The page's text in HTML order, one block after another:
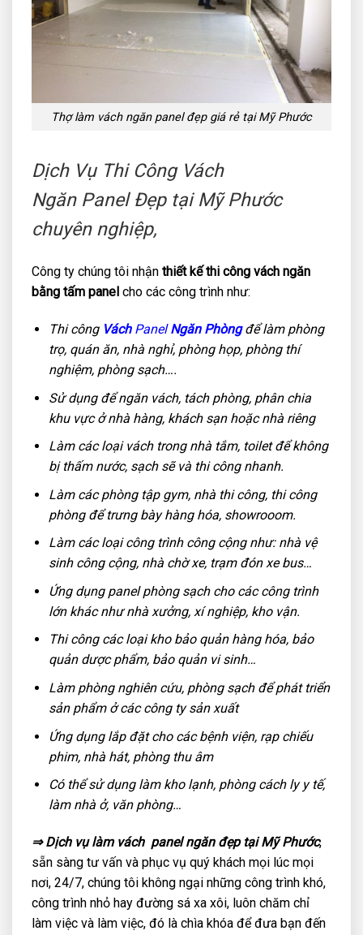
Thợ làm vách ngăn panel đẹp giá rẻ tại Mỹ Phước
Dịch Vụ Thi Công Vách
Ngăn Panel Đẹp tại Mỹ Phước
chuyên nghiệp,
Công ty chúng tôi nhận thiết kế thi công vách ngăn
bằng tấm panel cho các công trình như:
Thi công Vách PanelNgăn Phòngđể làm phòng
trọ, quán ăn, nhà nghỉ, phòng họp, phòng thí
nghiệm, phòng sạch….
Sử dụng để ngăn vách, tách phòng, phân chia
khu vực ở nhà hàng, khách sạn hoặc nhà riêng
Làm các loại vách trong nhà tắm, toilet để không
bị thấm nước, sạch sẽ và thi công nhanh.
Làm các phòng tập gym, nhà thi công, thi công
phòng để trưng bày hàng hóa, showrooom.
Làm các loại công trình công cộng như: nhà vệ
sinh công cộng, nhà chờ xe, trạm đón xe bus…
Ứng dụng panel phòng sạch cho các công trình
lớn khác như nhà xưởng, xí nghiệp, kho vận.
Thi công các loại kho bảo quản hàng hóa, bảo
quản dược phẩm, bảo quản vi sinh…
Làm phòng nghiên cứu, phòng sạch để phát triển
sản phẩm ở các công ty sản xuất
Ứng dụng lắp đặt cho các bệnh viện, rạp chiếu
phim, nhà hát, phòng thu âm
Có thể sử dụng làm kho lạnh, phòng cách ly y tế,
làm nhà ở, văn phòng…
⇒ Dịch vụ làm vách panelngăn đẹp tại Mỹ Phước,
sẵn sàng tư vấn và phục vụ quý khách mọi lúc mọi
nơi, 24/7, chúng tôi không ngại những công trình khó,
công trình nhỏ hay đường sá xa xôi, luôn chăm chỉ
làm việc và làm việc, đó là chìa khóa để đưa bạn đến